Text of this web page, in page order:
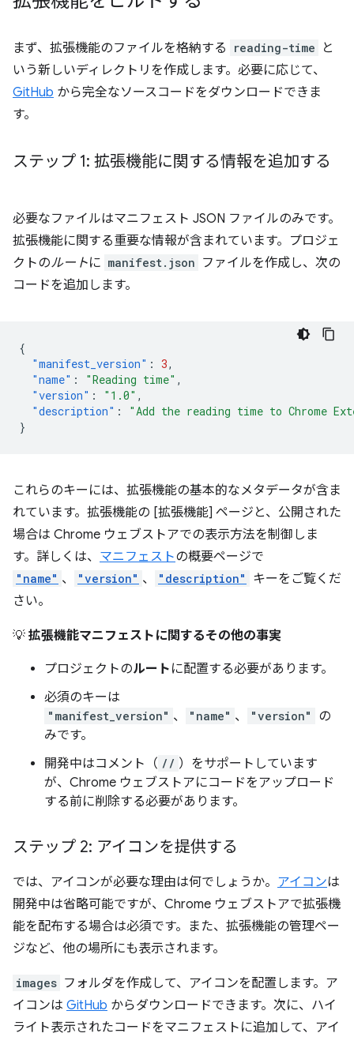
まず、拡張機能のファイルを格納する reading-time
と
いう新しいディレクトリを作成します。必要に応じて、
GitHub から完全なソースコードをダウンロードできま
す。
ステップ 1: 拡張機能に関する情報を追加する
必要なファイルはマニフェスト JSON ファイルのみです。
拡張機能に関する重要な情報が含まれています。プロジェ
クトのルートに manifest.json ファイルを作成し、次の
コードを追加します。
{
"manifest_version" : 3,
"name" : "Reading time" ,
"version" : "1.0" ,
"description" :
"Add the reading time to Chrome
}
これらのキーには、拡張機能の基本的なメタデータが含ま
れています。拡張機能の [拡張機能] ページと、公開された
場合は Chrome ウェブストアでの表示方法を制御しま
す。詳しくは、 マニフェストの概要ページで
"name" 、 "version" 、 "description"
キーをご覧くだ
さい。
💡 拡張機能マニフェストに関するその他の事実
プロジェクトのルート に配置する必要があります。
必須のキーは
"manifest_version" 、 "name" 、 "version"
の
みです。
開発中はコメント（ // ）をサポートしています
が、Chrome ウェブストアにコードをアップロード
する前に削除する必要があります。
ステップ 2: アイコンを提供する
では、アイコンが必要な理由は何でしょうか。 アイコンは
開発中は省略可能ですが、Chrome ウェブストアで拡張機
能を配布する場合は必須です。また、拡張機能の管理ペー
ジなど、他の場所にも表示されます。
images フォルダを作成して、アイコンを配置します。ア
イコンは GitHub からダウンロードできます。次に、ハイ
ライト表示されたコードをマニフェストに追加して、アイ